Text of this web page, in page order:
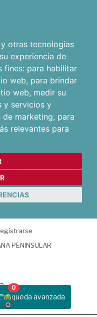
otras tecnologías
experiencia de
fines: para habilitar
web, para brindar
web, medir su
y servicios y
de marketing, para
relevantes para
PENINSULAR
avanzada
0